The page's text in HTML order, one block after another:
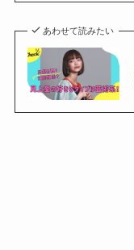
あわせて読みたい